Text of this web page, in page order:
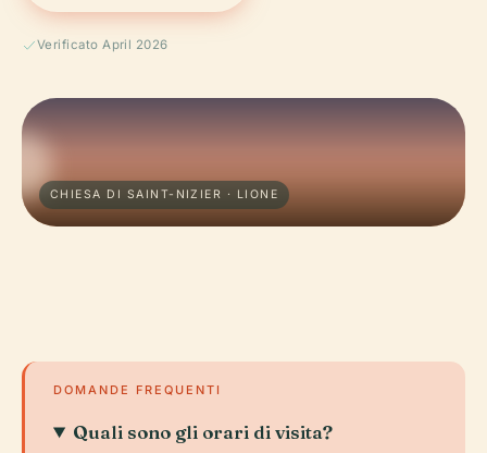
Verificato April 2026
CHIESA DI SAINT-NIZIER · LIONE
DOMANDE FREQUENTI
Quali sono gli orari di visita?